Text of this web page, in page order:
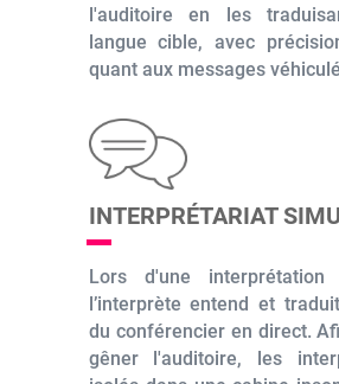
l'auditoire en les
langue cible, avec
quant aux messages
INTERPRÉTARIAT
Lors d'une interprétation
l’interprète entend et
du conférencier en direct.
gêner l'auditoire, les